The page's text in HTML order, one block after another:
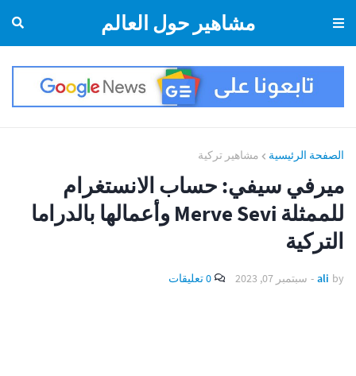
مشاهير حول العالم
الصفحة الرئيسية مشاهير تركية
ميرفي سيفي: حساب الانستغرام
للممثلة Merve Sevi وأعمالها بالدراما
التركية
by
ali
- سبتمبر 07, 2023 0 تعليقات